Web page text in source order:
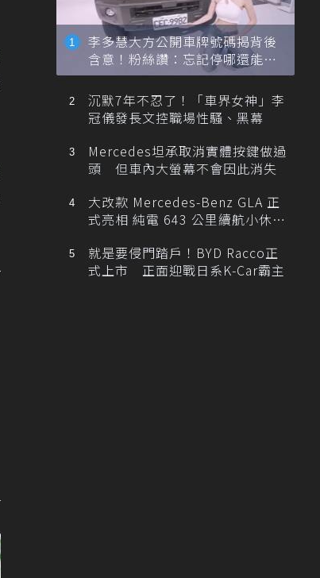
李多慧大方公開車牌號碼揭背後
含意！粉絲讚：忘記停哪還能幫
忙找車
沉默7年不忍了！「車界女神」李
冠儀發長文控職場性騷、黑幕
Mercedes坦承取消實體按鍵做過
頭 但車內大螢幕不會因此消失
大改款 Mercedes-Benz GLA 正
式亮相 純電 643 公里續航小休
就是要侵門踏戶！BYD Racco正
式上市 正面迎戰日系K-Car霸主